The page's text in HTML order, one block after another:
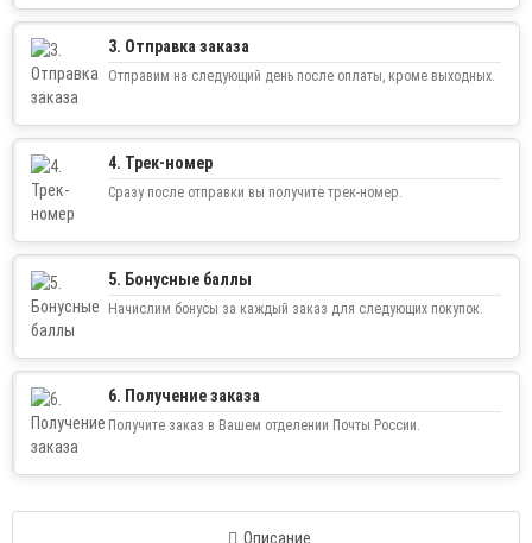
3. Отправка заказа
Отправим на следующий день после оплаты, кроме выходных.
4. Трек-номер
Сразу после отправки вы получите трек-номер.
5. Бонусные баллы
Начислим бонусы за каждый заказ для следующих покупок.
6. Получение заказа
Получите заказ в Вашем отделении Почты России.
Описание